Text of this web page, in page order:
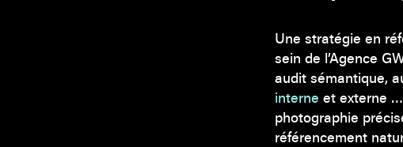
Une stratégie en
sein de l’Agence
audit sémantique,
interne et externe
photographie
référencement